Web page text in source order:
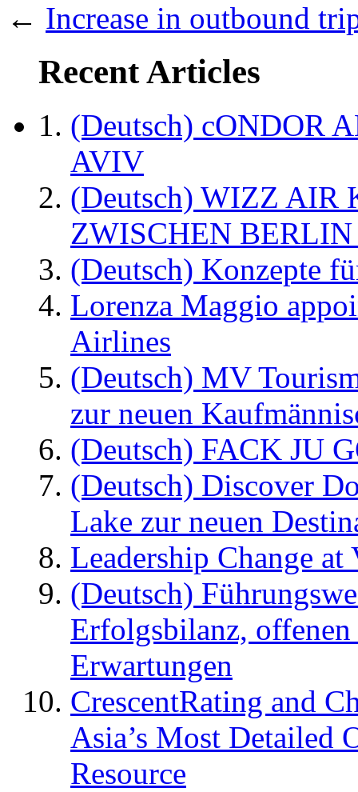
← Increase in outbound
Recent Articles
(Deutsch) cONDOR
AVIV
(Deutsch) WIZZ AIR
ZWISCHEN
(Deutsch) Konzepte
Lorenza Maggio
Airlines
(Deutsch) MV
zur neuen
(Deutsch) FACK JU
(Deutsch) Discover
Lake zur neuen
Leadership Change
(Deutsch)
Erfolgsbilanz,
Erwartungen
CrescentRating and
Asia’s Most Detailed
Resource